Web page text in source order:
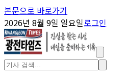
본문으로 바로가기
2026년 8월 9일 일요일로그인